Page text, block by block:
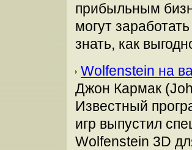
прибыльным
могут
знать, как
Wolfenstein на
Джон Кармак
Известный
игр выпустил
Wolfenstein 3D